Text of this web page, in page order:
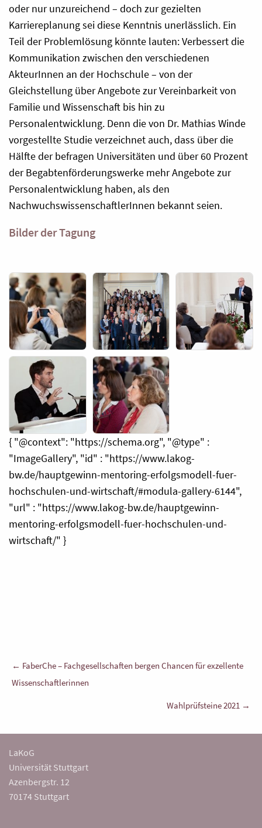
oder nur unzureichend – doch zur gezielten
Karriereplanung sei diese Kenntnis unerlässlich. Ein
Teil der Problemlösung könnte lauten: Verbessert die
Kommunikation zwischen den verschiedenen
AkteurInnen an der Hochschule – von der
Gleichstellung über Angebote zur Vereinbarkeit von
Familie und Wissenschaft bis hin zu
Personalentwicklung. Denn die von Dr. Mathias Winde
vorgestellte Studie verzeichnet auch, dass über die
Hälfte der befragen Universitäten und über 60 Prozent
der Begabtenförderungswerke mehr Angebote zur
Personalentwicklung haben, als den
NachwuchswissenschaftlerInnen bekannt seien.
Bilder der Tagung
{ "@context": "https://schema.org", "@type" :
"ImageGallery", "id" : "https://www.lakog-
bw.de/hauptgewinn-mentoring-erfolgsmodell-fuer-
hochschulen-und-wirtschaft/#modula-gallery-6144",
"url" : "https://www.lakog-bw.de/hauptgewinn-
mentoring-erfolgsmodell-fuer-hochschulen-und-
wirtschaft/" }
Beitragsnavigation
← FaberChe – Fachgesellschaften bergen Chancen für exzellente
Wissenschaftlerinnen
Wahlprüfsteine 2021 →
LaKoG
Universität Stuttgart
Azenbergstr. 12
70174 Stuttgart